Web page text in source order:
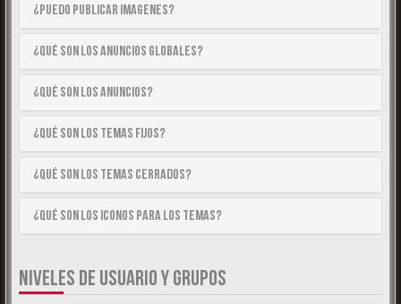
¿Puedo publicar imagenes?
¿Qué son los anuncios globales?
¿Qué son los anuncios?
¿Qué son los temas fijos?
¿Qué son los temas cerrados?
¿Qué son los iconos para los temas?
NIVELES DE USUARIO Y GRUPOS